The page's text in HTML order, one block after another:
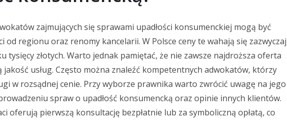
zajmujących się sprawami upadłości konsumenckiej mogą być
od regionu oraz renomy kancelarii. W Polsce ceny te wahają się zazwyczaj
tysięcy złotych. Warto jednak pamiętać, że nie zawsze najdroższa oferta
jakość usług. Często można znaleźć kompetentnych adwokatów, którzy
w rozsądnej cenie. Przy wyborze prawnika warto zwrócić uwagę na jego
spraw o upadłość konsumencką oraz opinie innych klientów.
oferują pierwszą konsultację bezpłatnie lub za symboliczną opłatą, co